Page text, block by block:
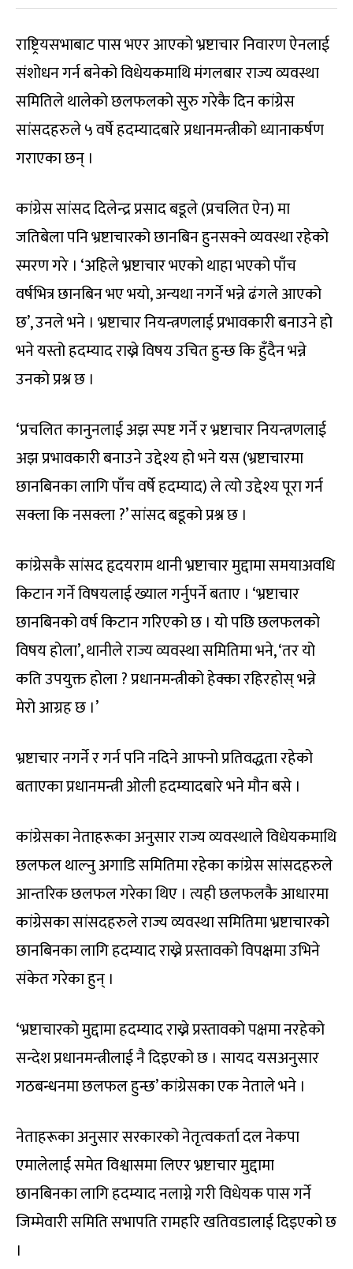
राष्ट्रियसभाबाट पास भएर आएको भ्रष्टाचार निवारण ऐनलाई
संशोधन गर्न बनेको विधेयकमाथि मंगलबार राज्य व्यवस्था
समितिले थालेको छलफलको सुरु गरेकै दिन कांग्रेस
सांसदहरुले ५ वर्षे हदम्यादबारे प्रधानमन्त्रीको ध्यानाकर्षण
गराएका छन् ।
कांग्रेस सांसद दिलेन्द्र प्रसाद बडूले (प्रचलित ऐन) मा
जतिबेला पनि भ्रष्टाचारको छानबिन हुनसक्ने व्यवस्था रहेको
स्मरण गरे । ‘अहिले भ्रष्टाचार भएको थाहा भएको पाँच
वर्षभित्र छानबिन भए भयो, अन्यथा नगर्ने भन्ने ढंगले आएको
छ’, उनले भने । भ्रष्टाचार नियन्त्रणलाई प्रभावकारी बनाउने हो
भने यस्तो हदम्याद राख्ने विषय उचित हुन्छ कि हुँदैन भन्ने
उनको प्रश्न छ ।
‘प्रचलित कानुनलाई अझ स्पष्ट गर्ने र भ्रष्टाचार नियन्त्रणलाई
अझ प्रभावकारी बनाउने उद्देश्य हो भने यस (भ्रष्टाचारमा
छानबिनका लागि पाँच वर्षे हदम्याद) ले त्यो उद्देश्य पूरा गर्न
सक्ला कि नसक्ला ?’ सांसद बडूको प्रश्न छ ।
कांग्रेसकै सांसद हृदयराम थानी भ्रष्टाचार मुद्दामा समयाअवधि
किटान गर्ने विषयलाई ख्याल गर्नुपर्ने बताए । ‘भ्रष्टाचार
छानबिनको वर्ष किटान गरिएको छ । यो पछि छलफलको
विषय होला’, थानीले राज्य व्यवस्था समितिमा भने, ‘तर यो
कति उपयुक्त होला ? प्रधानमन्त्रीको हेक्का रहिरहोस् भन्ने
मेरो आग्रह छ ।’
भ्रष्टाचार नगर्ने र गर्न पनि नदिने आफ्नो प्रतिवद्धता रहेको
बताएका प्रधानमन्त्री ओली हदम्यादबारे भने मौन बसे ।
कांग्रेसका नेताहरूका अनुसार राज्य व्यवस्थाले विधेयकमाथि
छलफल थाल्नु अगाडि समितिमा रहेका कांग्रेस सांसदहरुले
आन्तरिक छलफल गरेका थिए । त्यही छलफलकै आधारमा
कांग्रेसका सांसदहरुले राज्य व्यवस्था समितिमा भ्रष्टाचारको
छानबिनका लागि हदम्याद राख्ने प्रस्तावको विपक्षमा उभिने
संकेत गरेका हुन् ।
‘भ्रष्टाचारको मुद्दामा हदम्याद राख्ने प्रस्तावको पक्षमा नरहेको
सन्देश प्रधानमन्त्रीलाई नै दिइएको छ । सायद यसअनुसार
गठबन्धनमा छलफल हुन्छ’ कांग्रेसका एक नेताले भने ।
नेताहरूका अनुसार सरकारको नेतृत्वकर्ता दल नेकपा
एमालेलाई समेत विश्वासमा लिएर भ्रष्टाचार मुद्दामा
छानबिनका लागि हदम्याद नलाग्ने गरी विधेयक पास गर्ने
जिम्मेवारी समिति सभापति रामहरि खतिवडालाई दिइएको छ
।